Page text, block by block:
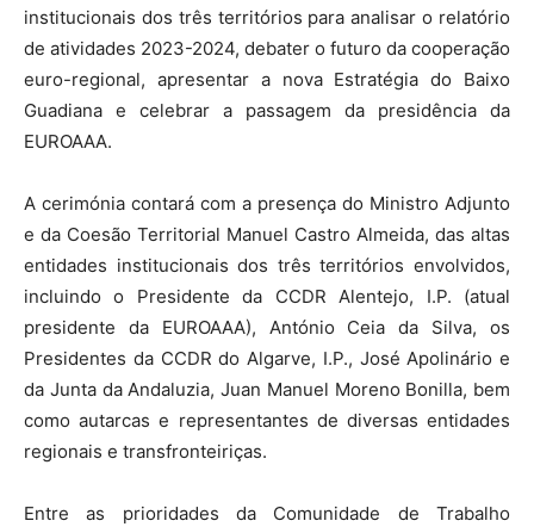
institucionais dos três territórios para analisar o relatório
de atividades 2023-2024, debater o futuro da cooperação
euro-regional, apresentar a nova Estratégia do Baixo
Guadiana e celebrar a passagem da presidência da
EUROAAA.
A cerimónia contará com a presença do Ministro Adjunto
e da Coesão Territorial Manuel Castro Almeida, das altas
entidades institucionais dos três territórios envolvidos,
incluindo o Presidente da CCDR Alentejo, I.P. (atual
presidente da EUROAAA), António Ceia da Silva, os
Presidentes da CCDR do Algarve, I.P., José Apolinário e
da Junta da Andaluzia, Juan Manuel Moreno Bonilla, bem
como autarcas e representantes de diversas entidades
regionais e transfronteiriças.
Entre as prioridades da Comunidade de Trabalho